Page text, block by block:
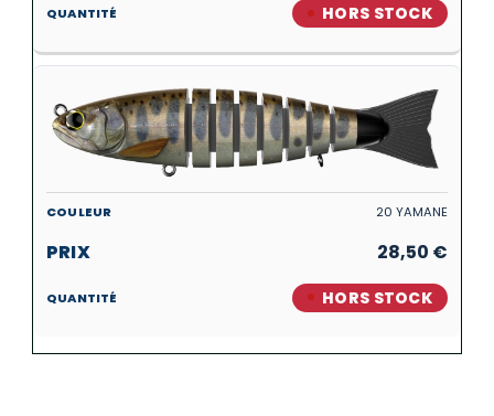
HORS STOCK
20 YAMANE
28,50 €
HORS STOCK